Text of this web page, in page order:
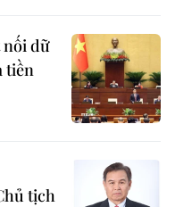
nối dữ
tiền
tịch